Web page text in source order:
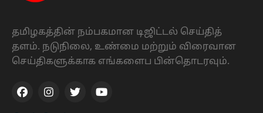
தமிழகத்தின் நம்பகமான டிஜிட்டல் செய்தித்
தளம். நடுநிலை, உண்மை மற்றும் விரைவான
செய்திகளுக்காக எங்களைப பின்தொடரவும்.